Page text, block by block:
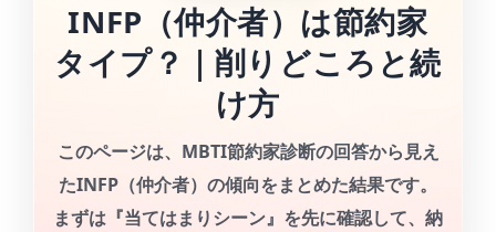
INFP（仲介者）は節約家
タイプ？｜削りどころと続
け方
このページは、 MBTI節約家診断の回答から見え
たINFP（仲介者）の傾向をまとめた結果です。
まずは『当てはまりシーン』を先に確認して、納